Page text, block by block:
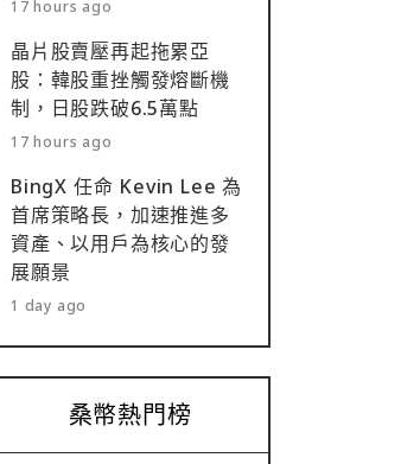
17 hours ago
晶片股賣壓再起拖累亞
股：韓股重挫觸發熔斷機
制，日股跌破6.5萬點
17 hours ago
BingX 任命 Kevin Lee 為
首席策略長，加速推進多
資產、以用戶為核心的發
展願景
1 day ago
桑幣熱門榜